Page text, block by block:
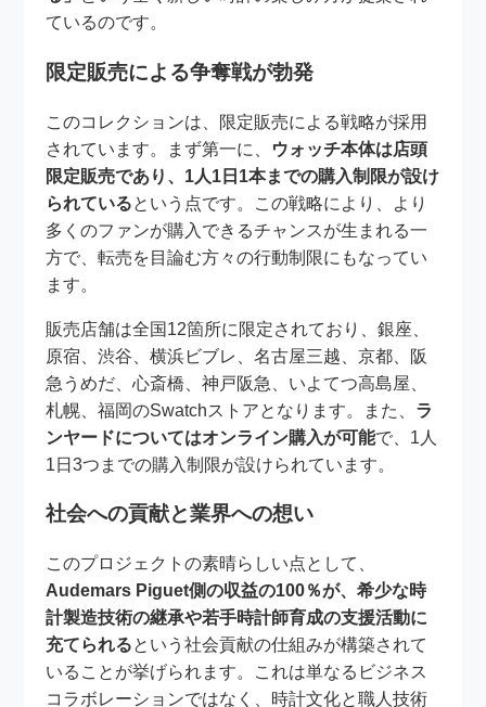
ているのです。
限定販売による争奪戦が勃発
このコレクションは、限定販売による戦略が採用
されています。まず第一に、 ウォッチ本体は店頭
限定販売であり、1人1日1本までの購入制限が設け
られているという点です。この戦略により、より
多くのファンが購入できるチャンスが生まれる一
方で、転売を目論む方々の行動制限にもなってい
ます。
販売店舗は全国12箇所に限定されており、銀座、
原宿、渋谷、横浜ビブレ、名古屋三越、京都、阪
急うめだ、心斎橋、神戸阪急、いよてつ高島屋、
札幌、福岡のSwatchストアとなります。また、 ラ
ンヤードについてはオンライン購入が可能で、1人
1日3つまでの購入制限が設けられています。
社会への貢献と業界への想い
このプロジェクトの素晴らしい点として、
Audemars Piguet側の収益の100％が、希少な時
計製造技術の継承や若手時計師育成の支援活動に
充てられるという社会貢献の仕組みが構築されて
いることが挙げられます。これは単なるビジネス
コラボレーションではなく、時計文化と職人技術